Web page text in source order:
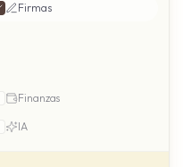
Firmas
Finanzas
IA